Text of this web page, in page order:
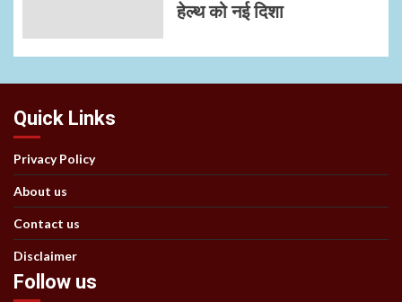
हेल्थ को नई दिशा
Quick Links
Privacy Policy
About us
Contact us
Disclaimer
Follow us